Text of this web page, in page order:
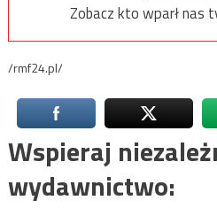
Zobacz kto wparł nas
/rmf24.pl/
Wspieraj
wydawnictwo: